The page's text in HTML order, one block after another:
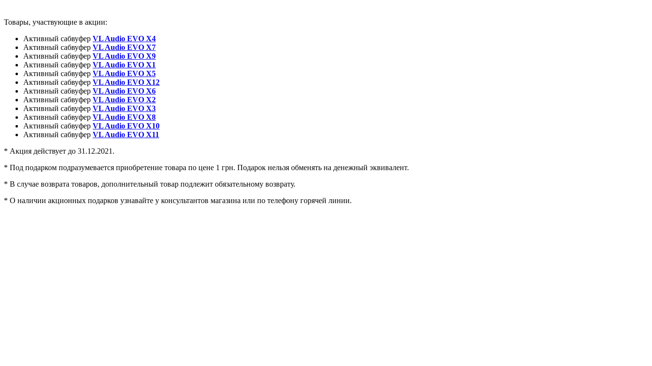
Товары, участвующие в акции:
Активный сабвуфер VL Audio EVO X4
Активный сабвуфер VL Audio EVO X7
Активный сабвуфер VL Audio EVO X9
Активный сабвуфер VL Audio EVO X1
Активный сабвуфер VL Audio EVO X5
Активный сабвуфер VL Audio EVO X12
Активный сабвуфер VL Audio EVO X6
Активный сабвуфер VL Audio EVO X2
Активный сабвуфер VL Audio EVO X3
Активный сабвуфер VL Audio EVO X8
Активный сабвуфер VL Audio EVO X10
Активный сабвуфер VL Audio EVO X11
* Акция действует до 31.12.2021.
* Под подарком подразумевается приобретение товара по цене 1 грн. Подарок нельзя обменять на денежный эквивалент.
* В случае возврата товаров, дополнительный товар подлежит обязательному возврату.
* О наличии акционных подарков узнавайте у консультантов магазина или по телефону горячей линии.